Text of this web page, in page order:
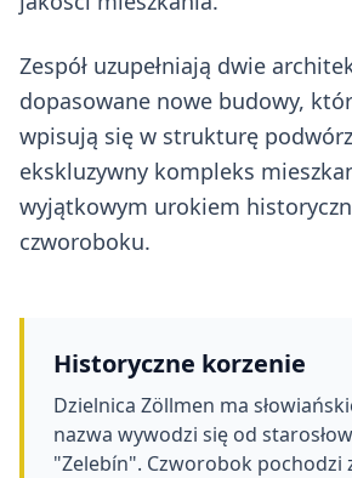
Zespół uzupełniają dwie
dopasowane nowe budowy,
wpisują się w strukturę
ekskluzywny kompleks
wyjątkowym urokiem
czworoboku.
Historyczne korzenie
Dzielnica Zöllmen ma
nazwa wywodzi się od
"Zelebín". Czworobok pochodzi